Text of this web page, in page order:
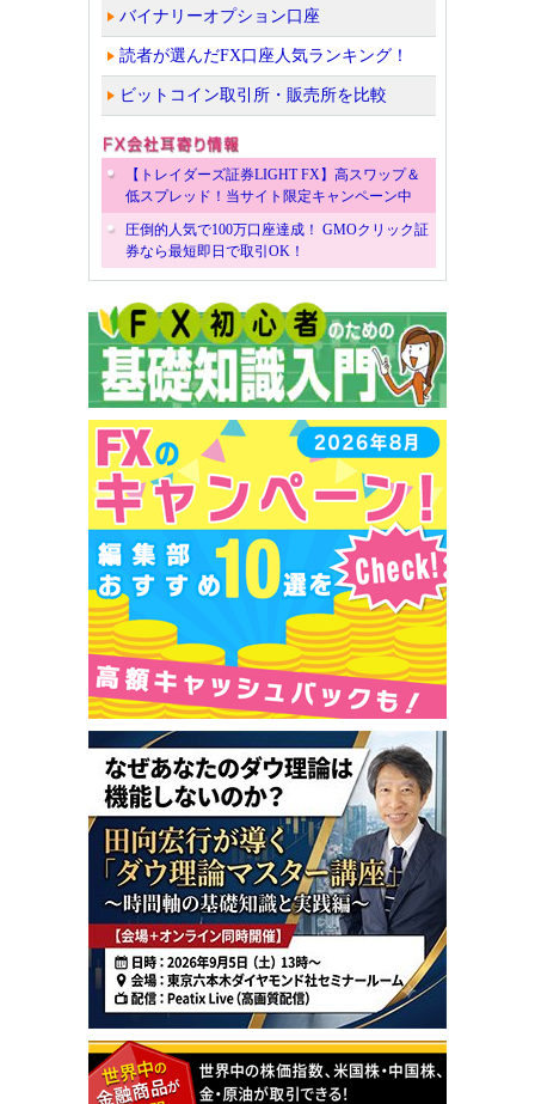
バイナリーオプション口座
読者が選んだFX口座人気ランキング！
ビットコイン取引所・販売所を比較
【トレイダーズ証券LIGHT FX】高スワップ＆
低スプレッド！当サイト限定キャンペーン中
圧倒的人気で100万口座達成！ GMOクリック証
券なら最短即日で取引OK！